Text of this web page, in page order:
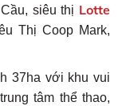
siêu thị Lotte
Thị Coop Mark,
37ha với khu vui
tâm thể thao,